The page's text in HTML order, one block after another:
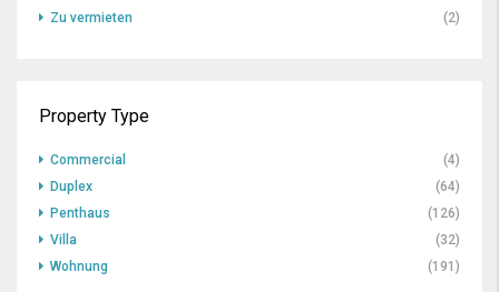
Zu vermieten
(2)
Property Type
Commercial
(4)
Duplex
(64)
Penthaus
(126)
Villa
(32)
Wohnung
(191)